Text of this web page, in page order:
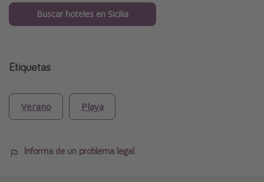
Buscar hoteles en Sicilia
Etiquetas
Verano Playa
Informa de un problema legal